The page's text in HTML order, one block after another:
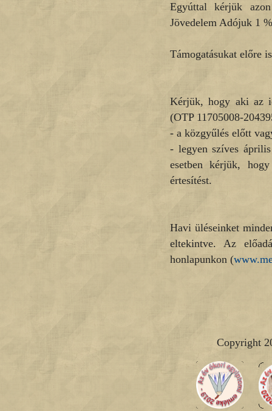
Egyúttal kérjük
Jövedelem Adójuk 1
Támogatásukat előre
Kérjük, hogy aki az
(OTP 11705008-
- a közgyűlés előtt
- legyen szíves
esetben kérjük,
értesítést.
Havi üléseinket
eltekintve. Az
honlapunkon (
Copyright